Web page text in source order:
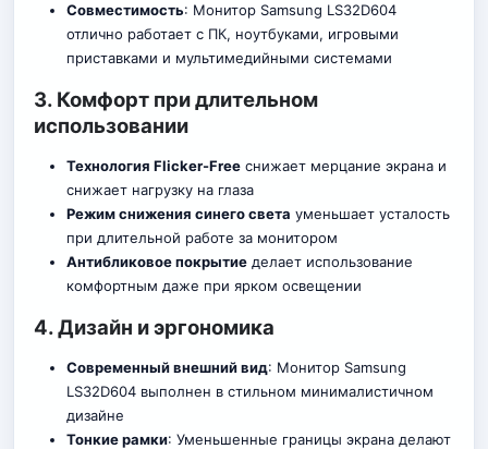
Совместимость: Монитор Samsung LS32D604
отлично работает с ПК, ноутбуками, игровыми
приставками и мультимедийными системами
3. Комфорт при длительном
использовании
Технология Flicker-Freeснижает мерцание экрана и
снижает нагрузку на глаза
Режим снижения синего света уменьшает усталость
при длительной работе за монитором
Антибликовое покрытиеделает использование
комфортным даже при ярком освещении
4. Дизайн и эргономика
Современный внешний вид: Монитор Samsung
LS32D604 выполнен в стильном минималистичном
дизайне
Тонкие рамки: Уменьшенные границы экрана делают